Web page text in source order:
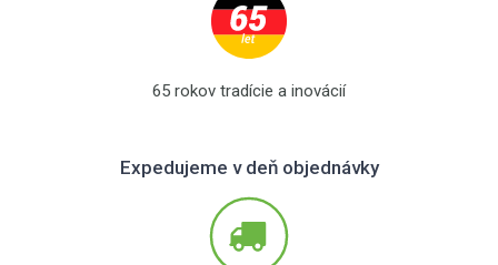
65 rokov tradície a inovácií
Expedujeme v deň objednávky